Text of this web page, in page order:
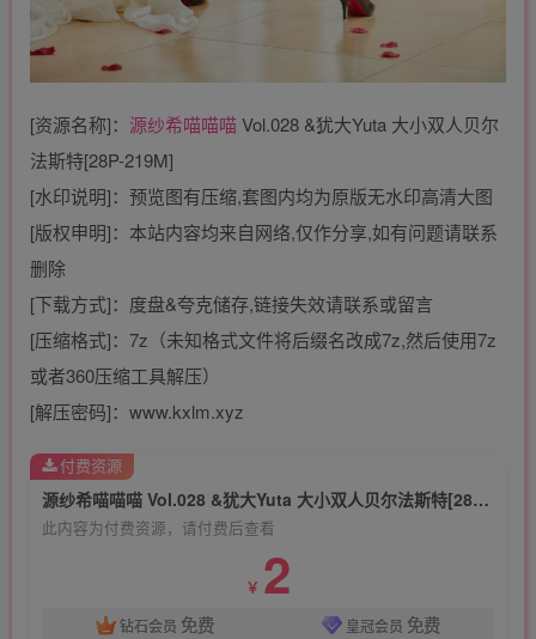
[资源名称]： 源纱希喵喵喵Vol.028 &犹大Yuta 大小双人贝尔
法斯特[28P-219M]
[水印说明]：预览图有压缩,套图内均为原版无水印高清大图
[版权申明]：本站内容均来自网络,仅作分享,如有问题请联系
删除
[下载方式]：度盘&夸克储存,链接失效请联系或留言
[压缩格式]：7z（未知格式文件将后缀名改成7z,然后使用7z
或者360压缩工具解压）
[解压密码]：www.kxlm.xyz
源纱希喵喵喵 Vol.028 &犹大Yuta 大小双人贝尔法斯特[28P-219M]
此内容为付费资源，请付费后查看
￥ 2
钻石会员 免费 皇冠会员 免费
付费资源